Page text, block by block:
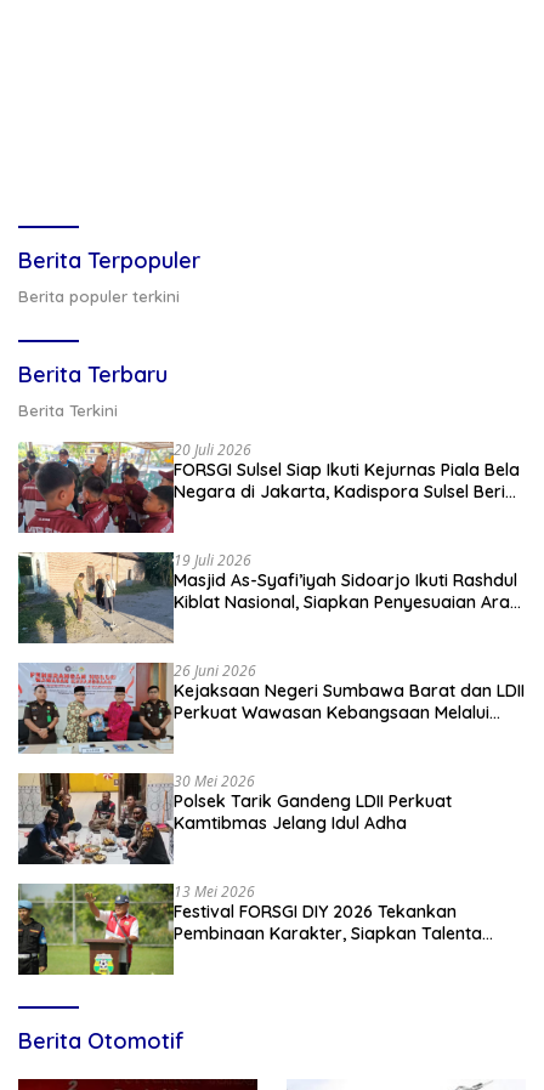
Berita Terpopuler
Berita populer terkini
Berita Terbaru
Berita Terkini
20 Juli 2026
FORSGI Sulsel Siap Ikuti Kejurnas Piala Bela
Negara di Jakarta, Kadispora Sulsel Beri
19 Juli 2026
Masjid As-Syafi’iyah Sidoarjo Ikuti Rashdul
Kiblat Nasional, Siapkan Penyesuaian Arah
26 Juni 2026
Kejaksaan Negeri Sumbawa Barat dan LDII
Perkuat Wawasan Kebangsaan Melalui
30 Mei 2026
Polsek Tarik Gandeng LDII Perkuat
Kamtibmas Jelang Idul Adha
13 Mei 2026
Festival FORSGI DIY 2026 Tekankan
Pembinaan Karakter, Siapkan Talenta
Berita Otomotif